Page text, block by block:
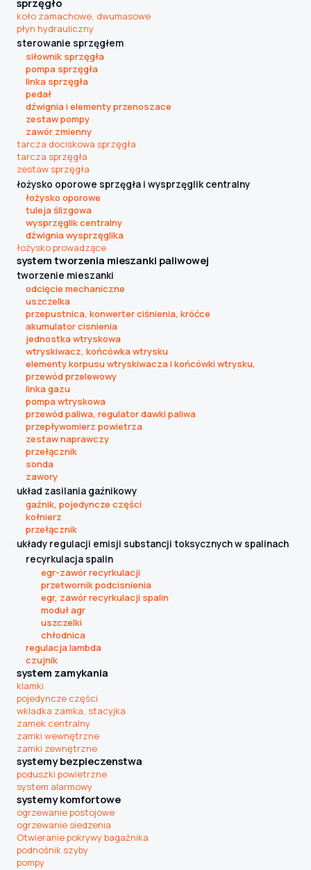
sprzęgło
koło zamachowe, dwumasowe
płyn hydrauliczny
sterowanie sprzęgłem
siłownik sprzęgła
pompa sprzęgła
linka sprzęgła
pedał
dźwignia i elementy przenoszace
zestaw pompy
zawór zmienny
tarcza dociskowa sprzęgła
tarcza sprzęgła
zestaw sprzęgła
łożysko oporowe sprzęgła i wysprzęglik centralny
łożysko oporowe
tuleja ślizgowa
wysprzęglik centralny
dźwignia wysprzęglika
łożysko prowadzące
system tworzenia mieszanki paliwowej
tworzenie mieszanki
odcięcie mechaniczne
uszczelka
przepustnica, konwerter ciśnienia, króćce
akumulator cisnienia
jednostka wtryskowa
wtryskiwacz, końcówka wtrysku
elementy korpusu wtryskiwacza i końcówki wtrysku,
przewód przelewowy
linka gazu
pompa wtryskowa
przewód paliwa, regulator dawki paliwa
przepływomierz powietrza
zestaw naprawczy
przełącznik
sonda
zawory
układ zasilania gaźnikowy
gaźnik, pojedyncze części
kołnierz
przełącznik
układy regulacji emisji substancji toksycznych w spalinach
recyrkulacja spalin
egr-zawór recyrkulacji
przetwornik podcisnienia
egr, zawór recyrkulacji spalin
moduł agr
uszczelki
chłodnica
regulacja lambda
czujnik
system zamykania
klamki
pojedyncze części
wkladka zamka, stacyjka
zamek centralny
zamki wewnętrzne
zamki zewnętrzne
systemy bezpieczenstwa
poduszki powietrzne
system alarmowy
systemy komfortowe
ogrzewanie postojowe
ogrzewanie siedzenia
Otwieranie pokrywy bagażnika
podnośnik szyby
pompy